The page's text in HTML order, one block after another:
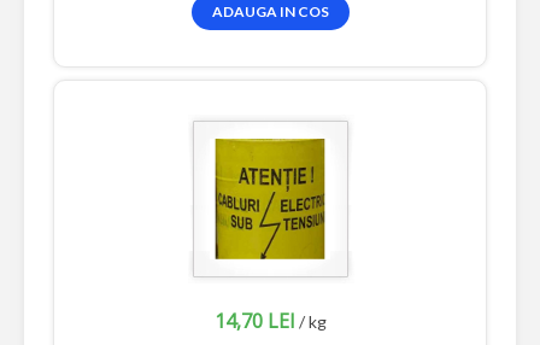
ADAUGA IN COS
14,70 LEI / kg